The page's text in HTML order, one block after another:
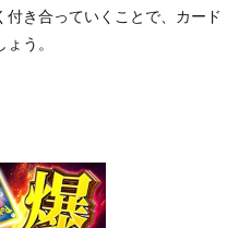
き合っていくことで、カード
う。